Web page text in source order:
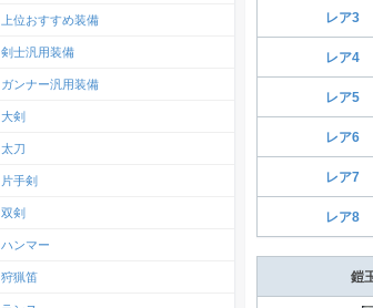
レア3
レア4
レア5
レア6
レア7
レア8
鎧
上位おすすめ装備
剣士汎用装備
ガンナー汎用装備
大剣
太刀
片手剣
双剣
ハンマー
狩猟笛